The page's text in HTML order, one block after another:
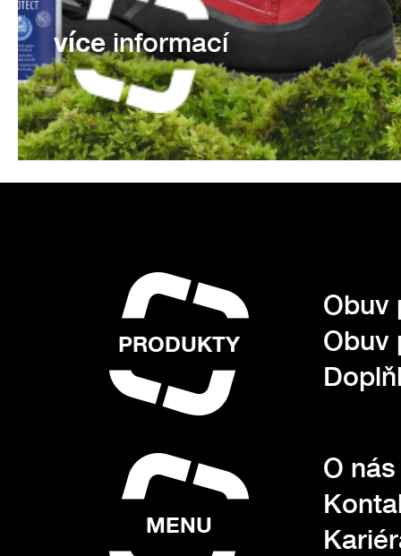
víceinformací
PRODUKTY
Obuv
Obuv
MENU
O nás